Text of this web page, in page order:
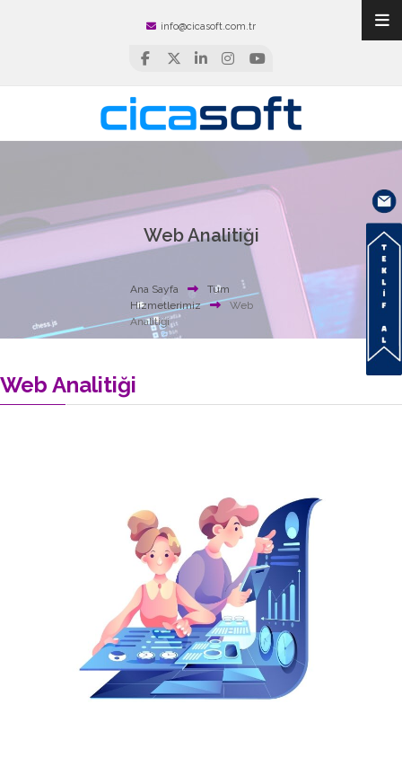
info@cicasoft.com.tr
Web Analitiği
Ana Sayfa
Tüm
Hizmetlerimiz
Web
Analitiği
Web Analitiği